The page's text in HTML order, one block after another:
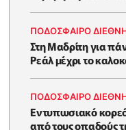
ΠΟΔΟΣΦΑΙΡΟ
Στη Μαδρίτη για
Ρεάλ μέχρι το
ΠΟΔΟΣΦΑΙΡΟ
Εντυπωσιακό
από τους οπαδούς